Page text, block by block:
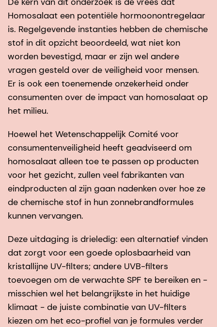
Homosalaat een potentiële hormoonontregelaar
is. Regelgevende instanties hebben de chemische
stof in dit opzicht beoordeeld, wat niet kon
worden bevestigd, maar er zijn wel andere
vragen gesteld over de veiligheid voor mensen.
Er is ook een toenemende onzekerheid onder
consumenten over de impact van homosalaat op
het milieu.
Hoewel het Wetenschappelijk Comité voor
consumentenveiligheid heeft geadviseerd om
homosalaat alleen toe te passen op producten
voor het gezicht, zullen veel fabrikanten van
eindproducten al zijn gaan nadenken over hoe ze
de chemische stof in hun zonnebrandformules
kunnen vervangen.
Deze uitdaging is drieledig: een alternatief vinden
dat zorgt voor een goede oplosbaarheid van
kristallijne UV-filters; andere UVB-filters
toevoegen om de verwachte SPF te bereiken en -
misschien wel het belangrijkste in het huidige
klimaat - de juiste combinatie van UV-filters
kiezen om het eco-profiel van je formules verder